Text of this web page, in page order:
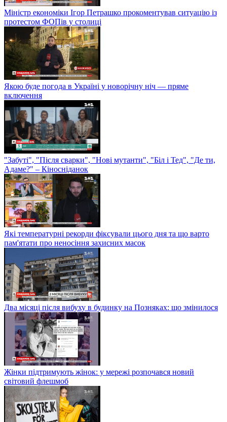
Міністр економіки Ігор Петрашко прокоментував ситуацію із
протестом ФОПів у столиці
Якою буде погода в Україні у новорічну ніч — пряме
включення
"Забуті", "Після сварки", "Нові мутанти", "Біл і Тед", "Де ти,
Адаме?" – Кіносніданок
Які температурні рекорди фіксували цього дня та що варто
пам'ятати про неносіння захисних масок
Два місяці після вибуху в будинку на Позняках: що змінилося
Жінки підтримують жінок: у мережі розпочався новий
світовий флешмоб